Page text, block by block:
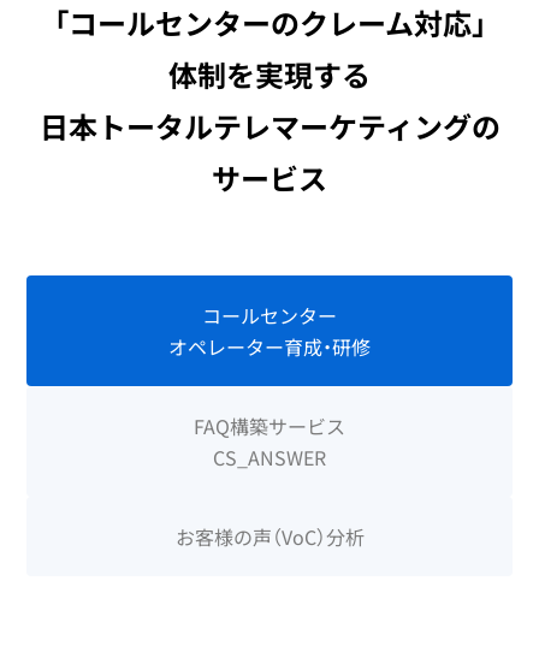
「コールセンターのクレーム対応」
体制を実現する
日本トータルテレマーケティングの
サービス
コールセンター
オペレーター育成・研修
FAQ構築サービス
CS_ANSWER
お客様の声（VoC）分析